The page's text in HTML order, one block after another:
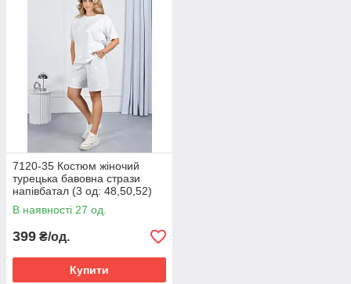
7120-35 Костюм жіночий
турецька бавовна стрази
напівбатал (3 од: 48,50,52)
В наявності 27 од.
399 ₴/од.
Купити